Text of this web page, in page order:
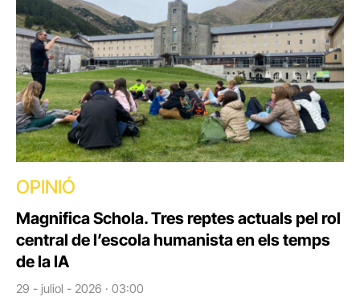
OPINIÓ
Magnifica Schola. Tres reptes actuals pel rol
central de l’escola humanista en els temps
de la IA
29 - juliol - 2026 · 03:00